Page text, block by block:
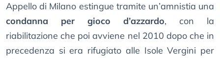
Appello di Milano estingue tramite un’amnistia una
condanna per gioco d’azzardo, con la
riabilitazione che poi avviene nel 2010 dopo che in
precedenza si era rifugiato alle Isole Vergini per